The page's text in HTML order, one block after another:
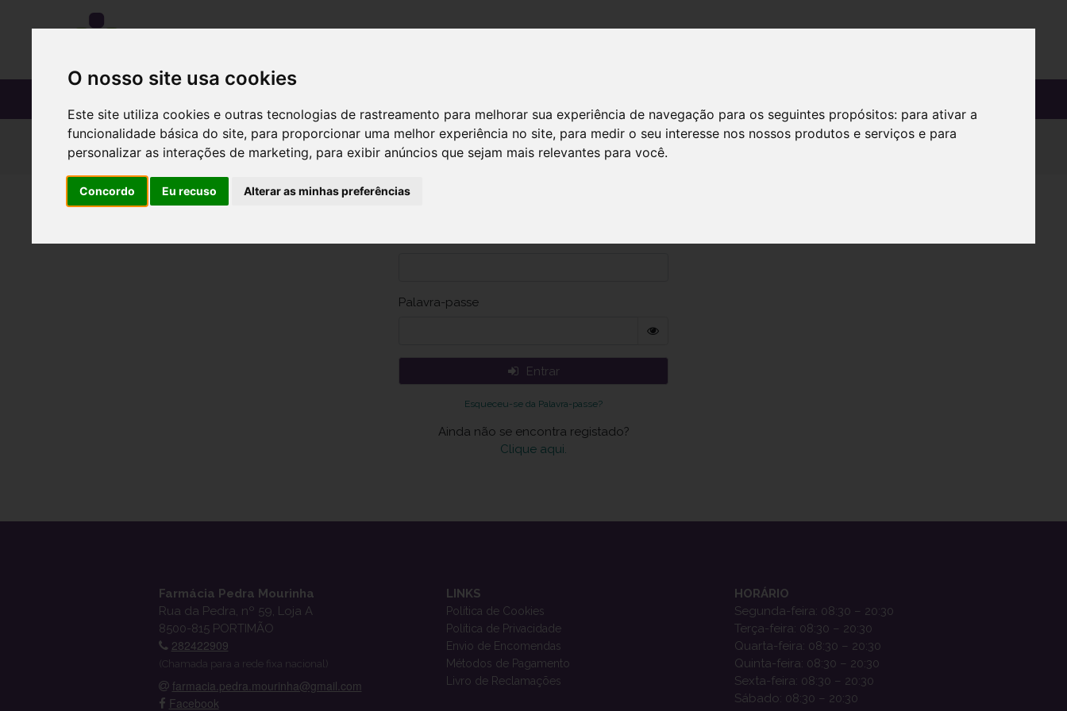
O nosso site usa cookies
Este site utiliza cookies e outras tecnologias de rastreamento para melhorar sua experiência de navegação para os seguintes propósitos: para ativar a
funcionalidade básica do site, para proporcionar uma melhor experiência no site, para medir o seu interesse nos nossos produtos e serviços e para
personalizar as interações de marketing, para exibir anúncios que sejam mais relevantes para você.
Concordo Eu recuso Alterar as minhas preferências
INICIAR SESSÃO
Palavra-passe
Entrar
Esqueceu-se da Palavra-passe?
Ainda não se encontra registado?
Clique aqui.
Farmácia Pedra Mourinha
Rua da Pedra, nº 59, Loja A
8500-815 PORTIMÃO
282422909
(Chamada para a rede fixa nacional)
farmacia.pedra.mourinha@gmail.com
Facebook
LINKS
Política de Cookies
Política de Privacidade
Envio de Encomendas
Métodos de Pagamento
Livro de Reclamações
HORÁRIO
Segunda-feira: 08:30 – 20:30
Terça-feira: 08:30 – 20:30
Quarta-feira: 08:30 – 20:30
Quinta-feira: 08:30 – 20:30
Sexta-feira: 08:30 – 20:30
Sábado: 08:30 – 20:30